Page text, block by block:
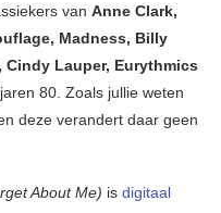
van Anne Clark,
Madness, Billy
Lauper, Eurythmics
80. Zoals jullie weten
deze verandert daar geen
About Me) is digitaal